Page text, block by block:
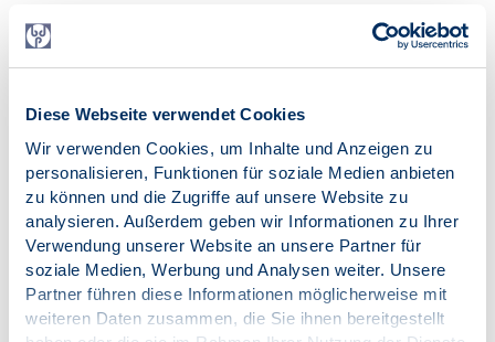
Diese Webseite verwendet Cookies
Wir verwenden Cookies, um Inhalte und Anzeigen zu
personalisieren, Funktionen für soziale Medien anbieten
zu können und die Zugriffe auf unsere Website zu
analysieren. Außerdem geben wir Informationen zu Ihrer
Verwendung unserer Website an unsere Partner für
soziale Medien, Werbung und Analysen weiter. Unsere
Partner führen diese Informationen möglicherweise mit
weiteren Daten zusammen, die Sie ihnen bereitgestellt
04.04.2020
Kategorien:
News
COVID-19
SK GUP